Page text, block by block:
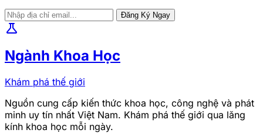
Đăng Ký Ngay
science
Ngành Khoa Học
Khám phá thế giới
Nguồn cung cấp kiến thức khoa học, công nghệ và phát
minh uy tín nhất Việt Nam. Khám phá thế giới qua lăng
kính khoa học mỗi ngày.